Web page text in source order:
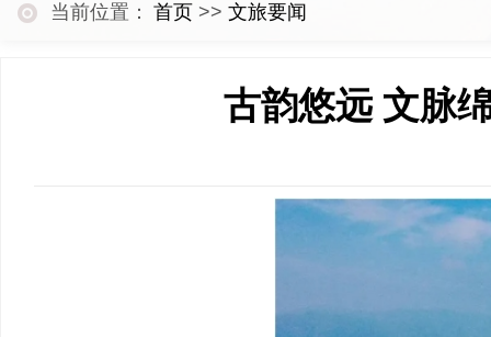
当前位置： 首页 >> 文旅要闻
古韵悠远 文脉